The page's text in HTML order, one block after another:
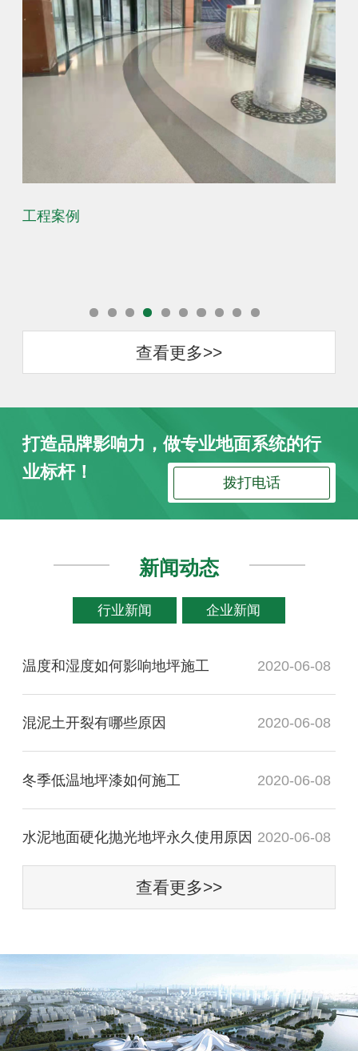
工程案例
查看更多>>
打造品牌影响力，做专业地面系统的行
业标杆！
拨打电话
新闻动态
行业新闻 企业新闻
温度和湿度如何影响地坪施工 2020-06-08
混泥土开裂有哪些原因 2020-06-08
冬季低温地坪漆如何施工 2020-06-08
水泥地面硬化抛光地坪永久使用原因 2020-06-08
查看更多>>